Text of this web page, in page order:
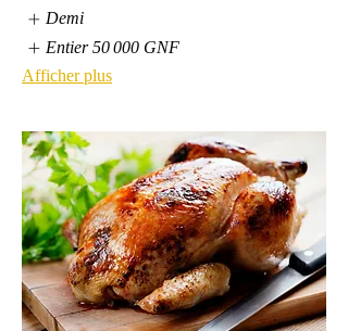
Demi
Entier 50 000 GNF
Afficher plus